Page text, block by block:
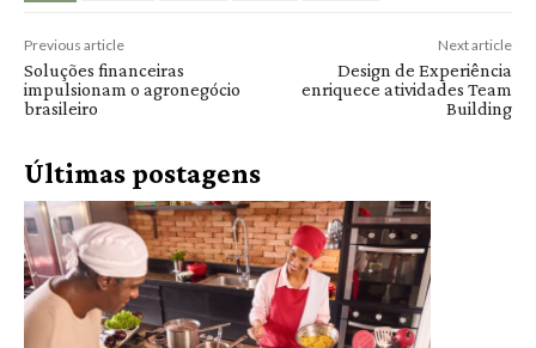
Previous article
Soluções financeiras
impulsionam o agronegócio
brasileiro
Next article
Design de Experiência
enriquece atividades Team
Building
Últimas postagens